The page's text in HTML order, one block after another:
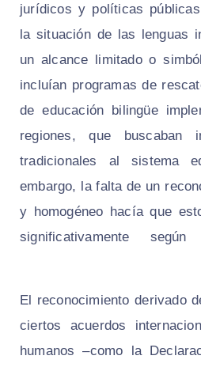
jurídicos y políticas
la situación de las lenguas
un alcance limitado o
incluían programas de
de educación bilingüe
regiones, que buscaban
tradicionales al sistema
embargo, la falta de un
y homogéneo hacía que
significativamente
El reconocimiento derivado
ciertos acuerdos
humanos –como la